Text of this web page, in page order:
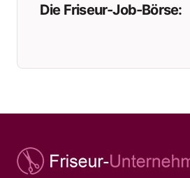
Die Friseur-Job-Börse: